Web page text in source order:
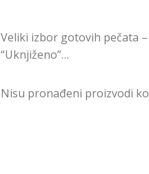
Veliki izbor gotovih pečata –
“Uknjiženo”…
Nisu pronađeni proizvodi